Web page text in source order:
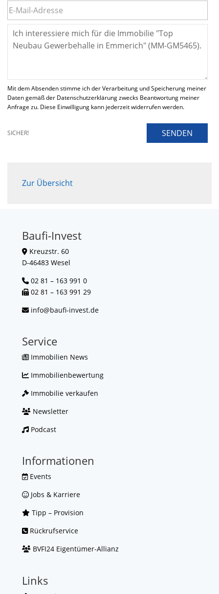
Mit dem Absenden stimme ich der Verarbeitung und Speicherung meiner
Daten gemäß der Datenschutzerklärung zwecks Beantwortung meiner
Anfrage zu. Diese Einwilligung kann jederzeit widerrufen werden.
SICHER! SENDEN
Zur Übersicht
Baufi-Invest
Kreuzstr. 60
D-46483 Wesel
02 81 – 163 991 0
02 81 – 163 991 29
info@baufi-invest.de
Service
Immobilien News
Immobilienbewertung
Immobilie verkaufen
Newsletter
Podcast
Informationen
Events
Jobs & Karriere
Tipp – Provision
Rückrufservice
BVFI24 Eigentümer-Allianz
Links